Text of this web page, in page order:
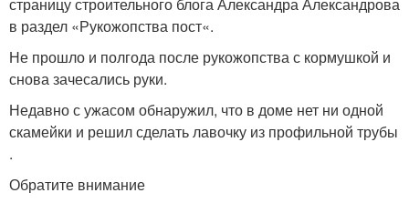
в раздел «Рукожопства пост«.
Не прошло и полгода после рукожопства с кормушкой и
снова зачесались руки.
Недавно с ужасом обнаружил, что в доме нет ни одной
скамейки и решил сделать лавочку из профильной трубы
.
Обратите внимание